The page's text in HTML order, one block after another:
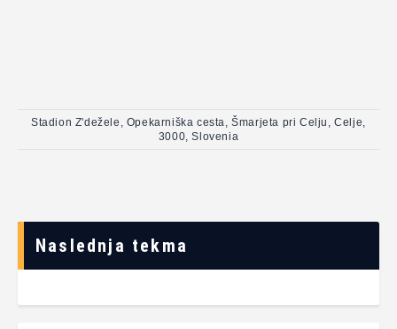
Stadion Z'dežele, Opekarniška cesta, Šmarjeta pri Celju, Celje,
3000, Slovenia
Naslednja tekma